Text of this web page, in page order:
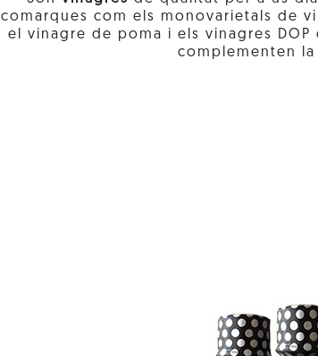
comarques com els monovarietals de
el vinagre de poma i els vinagres DOP
complementen